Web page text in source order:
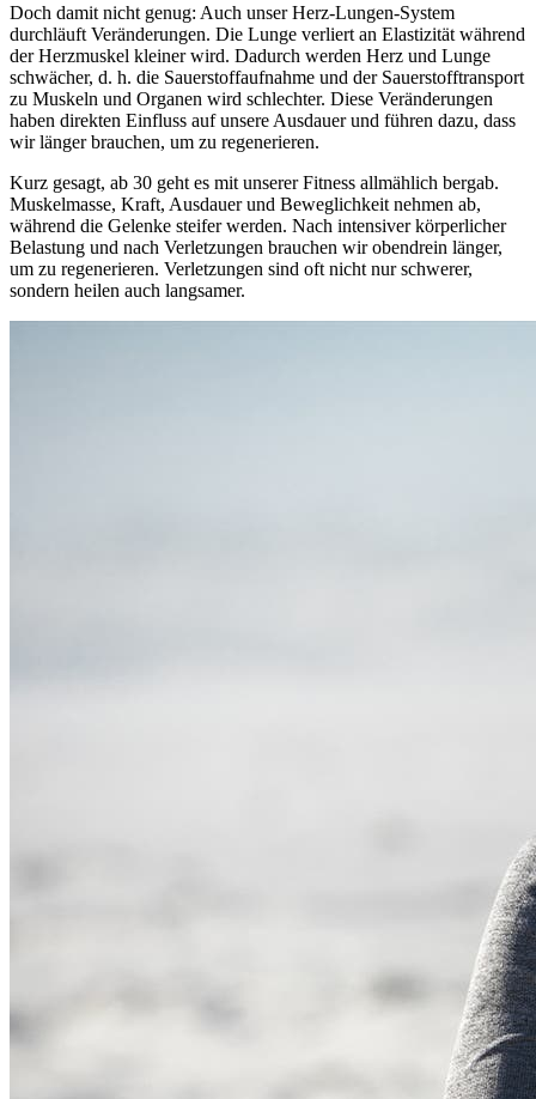
Doch damit nicht genug: Auch unser Herz-Lungen-System
durchläuft Veränderungen. Die Lunge verliert an Elastizität während
der Herzmuskel kleiner wird. Dadurch werden Herz und Lunge
schwächer, d. h. die Sauerstoffaufnahme und der Sauerstofftransport
zu Muskeln und Organen wird schlechter. Diese Veränderungen
haben direkten Einfluss auf unsere Ausdauer und führen dazu, dass
wir länger brauchen, um zu regenerieren.
Kurz gesagt, ab 30 geht es mit unserer Fitness allmählich bergab.
Muskelmasse, Kraft, Ausdauer und Beweglichkeit nehmen ab,
während die Gelenke steifer werden. Nach intensiver körperlicher
Belastung und nach Verletzungen brauchen wir obendrein länger,
um zu regenerieren. Verletzungen sind oft nicht nur schwerer,
sondern heilen auch langsamer.